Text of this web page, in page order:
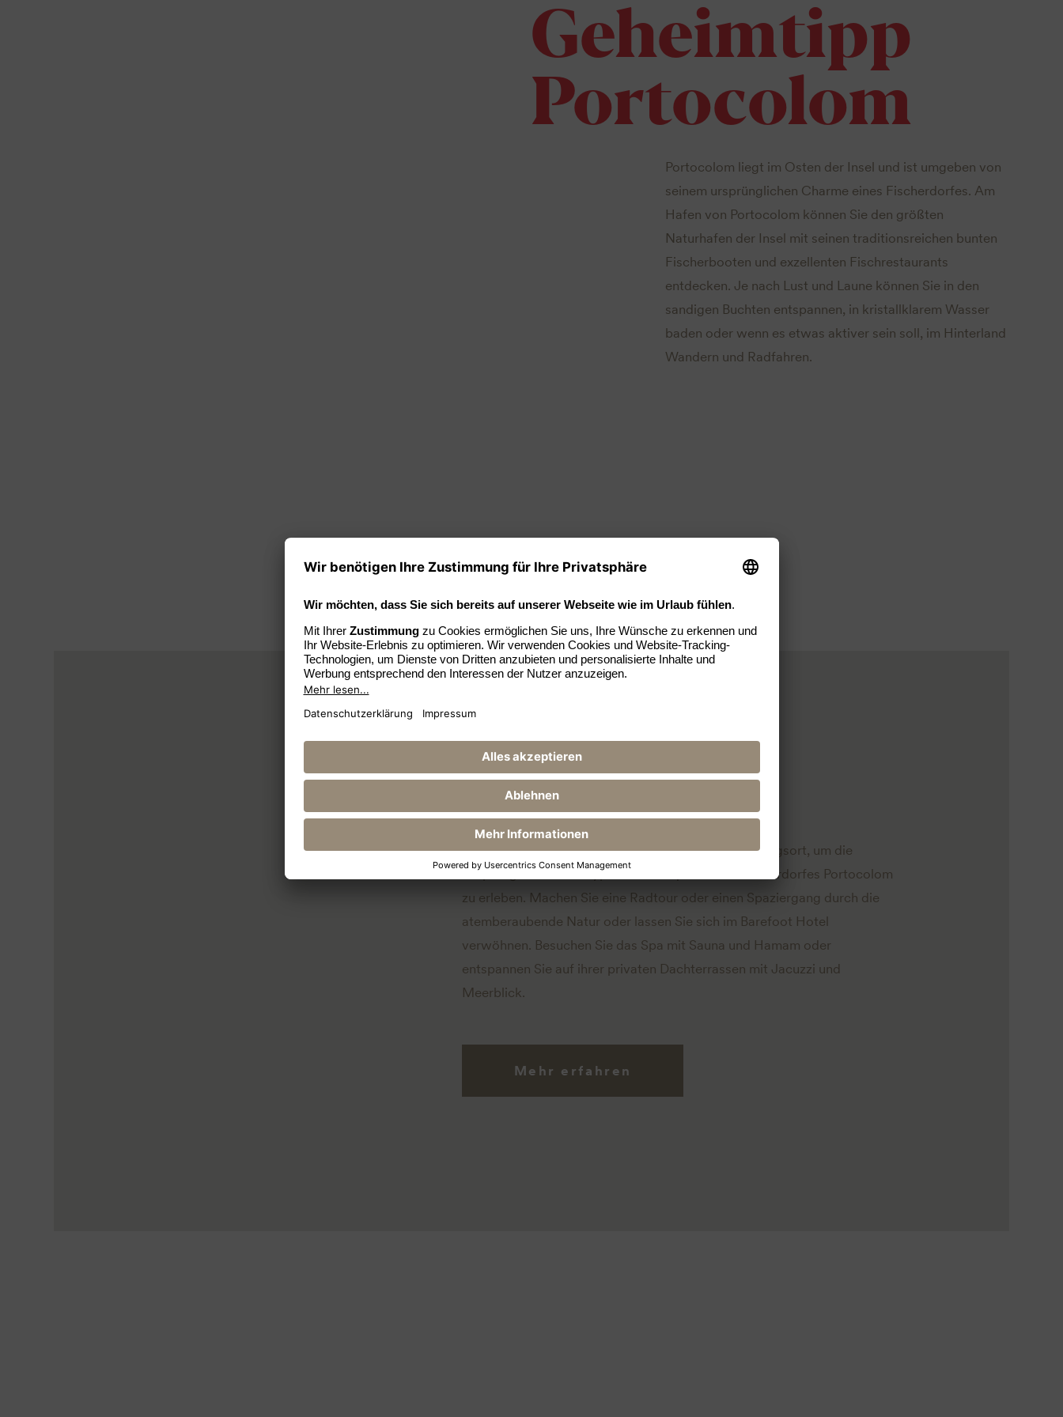
Geheimtipp
Portocolom
Portocolom liegt im Osten der Insel und ist umgeben von
seinem ursprünglichen Charme eines Fischerdorfes. Am
Hafen von Portocolom können Sie den größten
Naturhafen der Insel mit seinen traditionsreichen bunten
Fischerbooten und exzellenten Fischrestaurants
entdecken. Je nach Lust und Laune können Sie in den
sandigen Buchten entspannen, in kristallklarem Wasser
baden oder wenn es etwas aktiver sein soll, im Hinterland
Wandern und Radfahren.
Barefoot
Hotel
Mallorca
Das Barefoot Hotel Mallorca ist der perfekte Ausgangsort, um die
Ursprünglichkeit des typisch mallorquinischen Fischerdorfes Portocolom
zu erleben. Machen Sie eine Radtour oder einen Spaziergang durch die
atemberaubende Natur oder lassen Sie sich im Barefoot Hotel
verwöhnen. Besuchen Sie das Spa mit Sauna und Hamam oder
entspannen Sie auf ihrer privaten Dachterrassen mit Jacuzzi und
Meerblick.
Mehr erfahren